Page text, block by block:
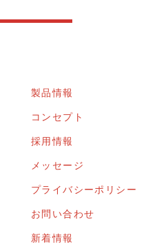
製品情報
コンセプト
採用情報
メッセージ
プライバシーポリシー
お問い合わせ
新着情報